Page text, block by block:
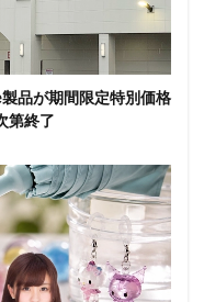
品が期間限定特別価格
第終了